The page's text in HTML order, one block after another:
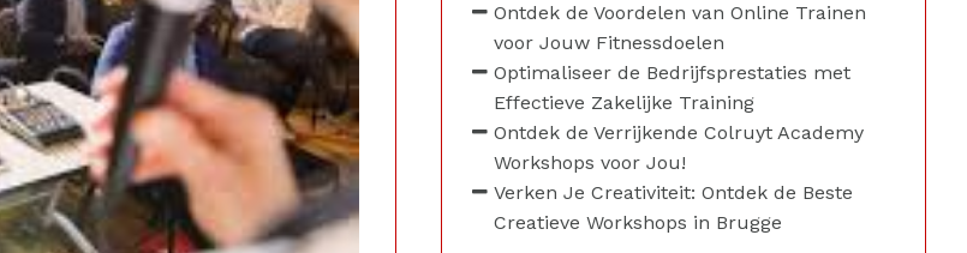
Ontdek de Voordelen van Online Trainen
voor Jouw Fitnessdoelen
Optimaliseer de Bedrijfsprestaties met
Effectieve Zakelijke Training
Ontdek de Verrijkende Colruyt Academy
Workshops voor Jou!
Verken Je Creativiteit: Ontdek de Beste
Creatieve Workshops in Brugge